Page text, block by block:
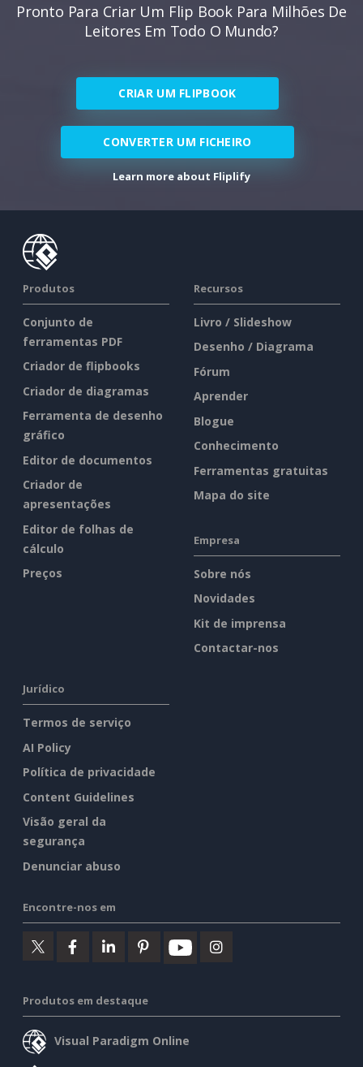
Pronto Para Criar Um Flip Book Para Milhões De
Leitores Em Todo O Mundo?
CRIAR UM FLIPBOOK
CONVERTER UM FICHEIRO
Learn more about Fliplify
Produtos
Conjunto de
ferramentas PDF
Criador de flipbooks
Criador de diagramas
Ferramenta de desenho
gráfico
Editor de documentos
Criador de
apresentações
Editor de folhas de
cálculo
Preços
Recursos
Livro / Slideshow
Desenho / Diagrama
Fórum
Aprender
Blogue
Conhecimento
Ferramentas gratuitas
Mapa do site
Empresa
Sobre nós
Novidades
Kit de imprensa
Contactar-nos
Jurídico
Termos de serviço
AI Policy
Política de privacidade
Content Guidelines
Visão geral da
segurança
Denunciar abuso
Encontre-nos em
Produtos em destaque
Visual Paradigm Online